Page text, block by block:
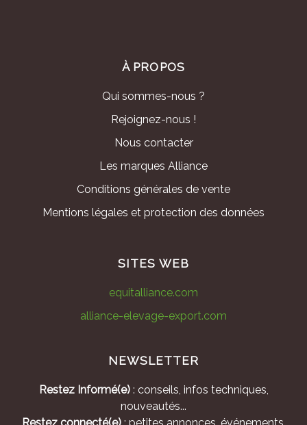
À PROPOS
Qui sommes-nous ?
Rejoignez-nous !
Nous contacter
Les marques Alliance
Conditions générales de vente
Mentions légales et protection des données
SITES WEB
equitalliance.com
alliance-elevage-export.com
NEWSLETTER
Restez Informé(e): conseils, infos techniques,
nouveautés...
Restez connecté(e): petites annonces, événements,